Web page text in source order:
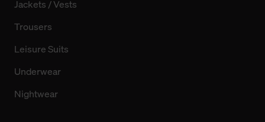
Jackets / Vests
Trousers
Leisure Suits
Underwear
Nightwear